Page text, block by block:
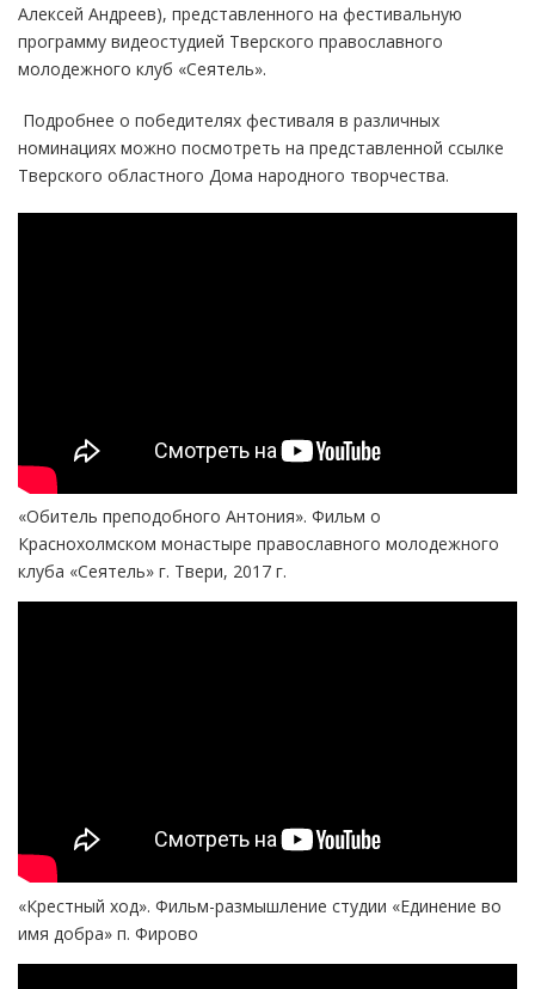
Алексей Андреев), представленного на фестивальную
программу видеостудией Тверского православного
молодежного клуб «Сеятель».
Подробнее о победителях фестиваля в различных
номинациях можно посмотреть на представленной ссылке
Тверского областного Дома народного творчества.
«Обитель преподобного Антония». Фильм о
Краснохолмском монастыре православного молодежного
клуба «Сеятель» г. Твери, 2017 г.
«Крестный ход». Фильм-размышление студии «Единение во
имя добра» п. Фирово